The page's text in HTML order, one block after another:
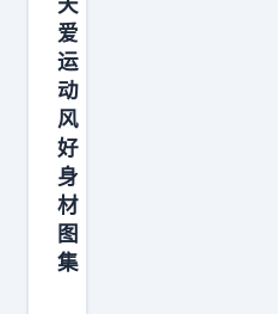
爱
运
动
风
好
身
材
图
集